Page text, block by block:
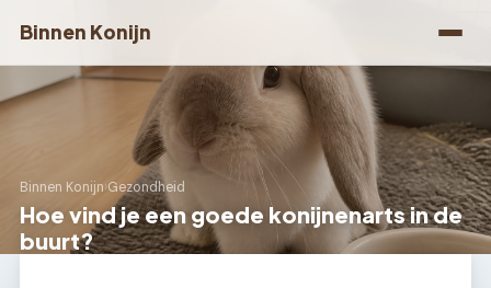
Binnen Konijn
Binnen Konijn›Gezondheid
Hoe vind je een goede konijnenarts in de
buurt?